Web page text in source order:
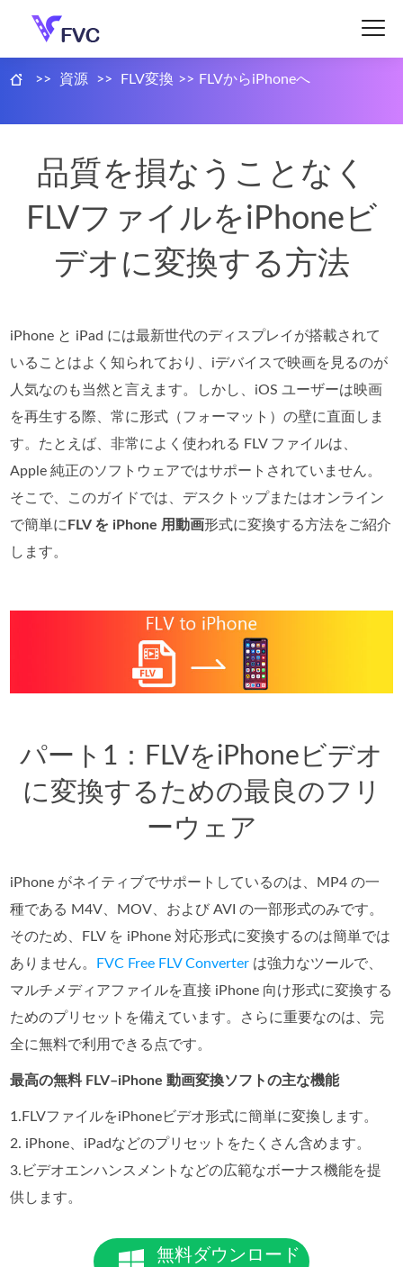
>> 資源 >> FLV変換 >> FLVからiPhoneへ
品質を損なうことなく
FLVファイルをiPhoneビ
デオに変換する方法
iPhone と iPad には最新世代のディスプレイが搭載されて
いることはよく知られており、iデバイスで映画を見るのが
人気なのも当然と言えます。しかし、iOS ユーザーは映画
を再生する際、常に形式（フォーマット）の壁に直面しま
す。たとえば、非常によく使われる FLV ファイルは、
Apple 純正のソフトウェアではサポートされていません。
そこで、このガイドでは、デスクトップまたはオンライン
で簡単に FLV を iPhone 用動画形式に変換する方法をご紹介
します。
パート1：FLVをiPhoneビデオ
に変換するための最良のフリ
ーウェア
iPhone がネイティブでサポートしているのは、MP4 の一
種である M4V、MOV、および AVI の一部形式のみです。
そのため、FLV を iPhone 対応形式に変換するのは簡単では
ありません。
FVC Free FLV Converter は強力なツールで、
マルチメディアファイルを直接 iPhone 向け形式に変換する
ためのプリセットを備えています。さらに重要なのは、完
全に無料で利用できる点です。
最高の無料 FLV–iPhone 動画変換ソフトの主な機能
1.FLVファイルをiPhoneビデオ形式に簡単に変換します。
2. iPhone、iPadなどのプリセットをたくさん含めます。
3.ビデオエンハンスメントなどの広範なボーナス機能を提
供します。
無料ダウンロード